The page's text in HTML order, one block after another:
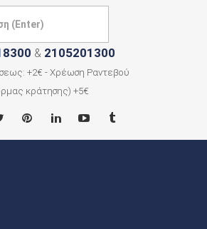
& 2105201300
+2€ - Χρέωση Ραντεβού
κράτησης) +5€